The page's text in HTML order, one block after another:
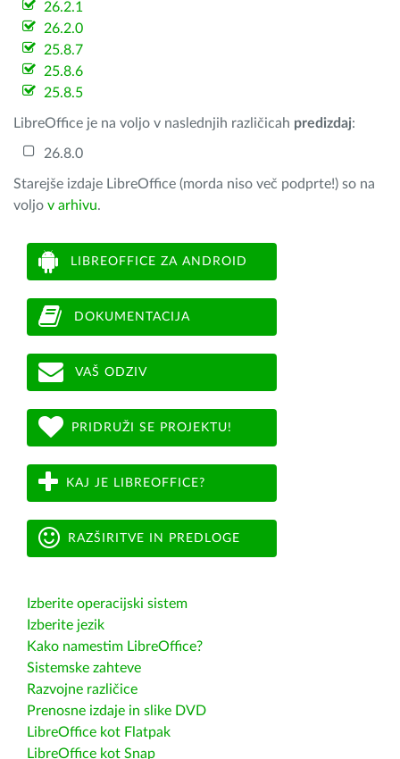
26.2.1
26.2.0
25.8.7
25.8.6
25.8.5
LibreOffice je na voljo v naslednjih različicah predizdaj:
26.8.0
Starejše izdaje LibreOffice (morda niso več podprte!) so na
voljo v arhivu.
LIBREOFFICE ZA ANDROID
DOKUMENTACIJA
VAŠ ODZIV
PRIDRUŽI SE PROJEKTU!
KAJ JE LIBREOFFICE?
RAZŠIRITVE IN PREDLOGE
Izberite operacijski sistem
Izberite jezik
Kako namestim LibreOffice?
Sistemske zahteve
Razvojne različice
Prenosne izdaje in slike DVD
LibreOffice kot Flatpak
LibreOffice kot Snap